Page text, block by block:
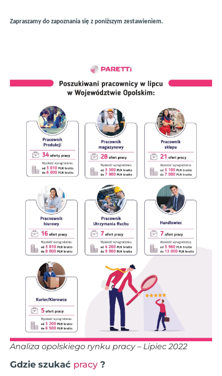
Zapraszamy do zapoznania się z poniższym zestawieniem.
Analiza opolskiego rynku pracy – Lipiec 2022
Gdzie szukać pracy ?